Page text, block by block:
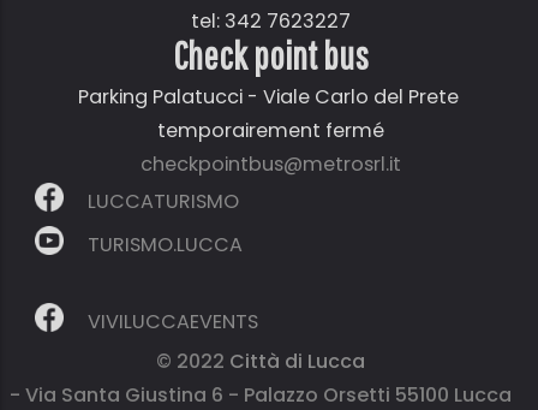
tel: 342 7623227
Check point bus
Parking Palatucci - Viale Carlo del Prete
temporairement fermé
checkpointbus@metrosrl.it
LUCCATURISMO
TURISMO.LUCCA
VIVILUCCAEVENTS
© 2022 Città di Lucca
- Via Santa Giustina 6 - Palazzo Orsetti 55100 Lucca